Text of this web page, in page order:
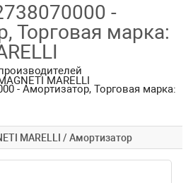
-
Торговая марка:
MARELLI
- Амортизатор, Торговая марка:
MARELLI / Амортизатор